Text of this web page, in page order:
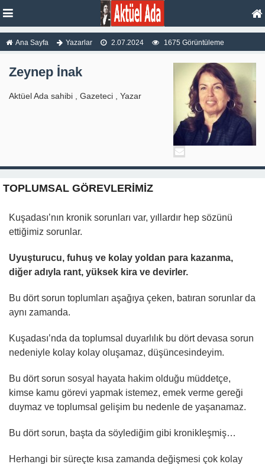
Ana Sayfa Yazarlar 2.07.2024 1675 Görüntüleme
Zeynep İnak
Aktüel Ada sahibi , Gazeteci , Yazar
TOPLUMSAL GÖREVLERİMİZ
Kuşadası’nın kronik sorunları var, yıllardır hep sözünü
ettiğimiz sorunlar.
Uyuşturucu, fuhuş ve kolay yoldan para kazanma,
diğer adıyla rant, yüksek kira ve devirler.
Bu dört sorun toplumları aşağıya çeken, batıran sorunlar da
aynı zamanda.
Kuşadası’nda da toplumsal duyarlılık bu dört devasa sorun
nedeniyle kolay kolay oluşamaz, düşüncesindeyim.
Bu dört sorun sosyal hayata hakim olduğu müddetçe,
kimse kamu görevi yapmak istemez, emek verme gereği
duymaz ve toplumsal gelişim bu nedenle de yaşanamaz.
Bu dört sorun, başta da söylediğim gibi kronikleşmiş…
Herhangi bir süreçte kısa zamanda değişmesi çok kolay